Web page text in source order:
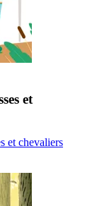
et
et chevaliers